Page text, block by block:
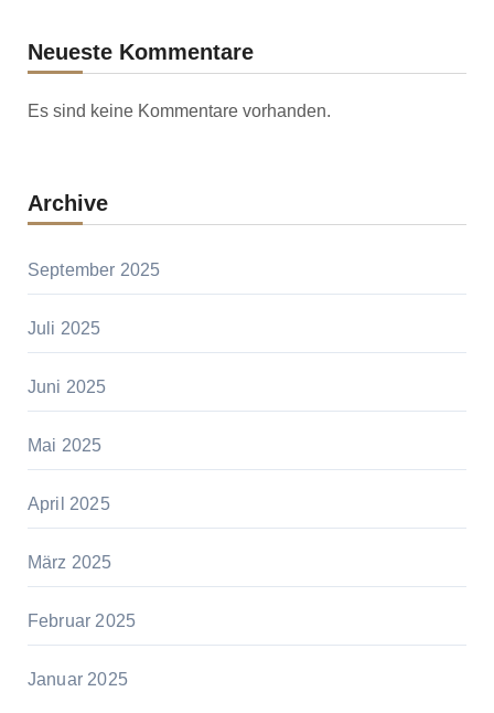
Neueste Kommentare
Es sind keine Kommentare vorhanden.
Archive
September 2025
Juli 2025
Juni 2025
Mai 2025
April 2025
März 2025
Februar 2025
Januar 2025